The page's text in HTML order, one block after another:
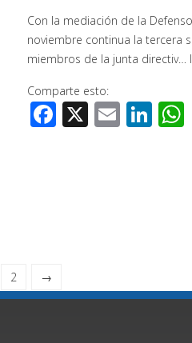
Con la mediación de la
noviembre continua la tercera
miembros de la junta directiv…
Comparte esto:
Facebook
X Email
2 →